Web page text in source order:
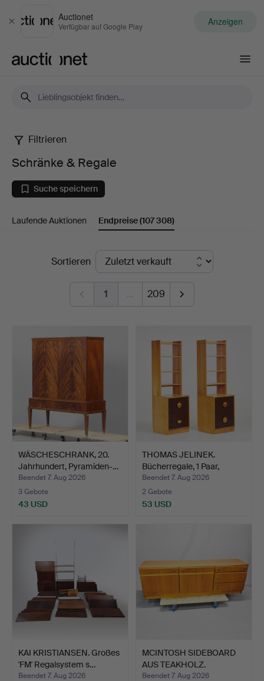
Schließen
Auctionet
Verfügbar auf Google Play Anzeigen
Schränke
Regale
Filtrieren
Schränke & Regale
Suche speichern
Laufende Auktionen Endpreise(107 308)
EndpreiseSortieren
1 … 209
WÄSCHESCHRANK, 20.
Jahrhundert, Pyramiden-…
Beendet 7. Aug 2026
3 Gebote
43 USD
THOMAS JELINEK.
Bücherregale, 1 Paar,
"Com…
Beendet 7. Aug 2026
2 Gebote
53 USD
KAI KRISTIANSEN. Großes
'FM' Regalsystem s…
Beendet 7. Aug 2026
MCINTOSH SIDEBOARD
AUS TEAKHOLZ.
Beendet 7. Aug 2026